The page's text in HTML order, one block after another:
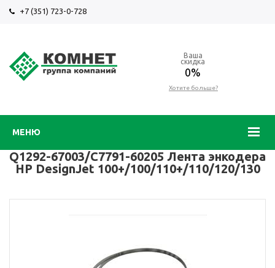
+7 (351) 723-0-728
МЕНЮ
Ваша
скидка
0%
Хотите больше?
Q1292-67003/C7791-60205 Лента энкодера
HP DesignJet 100+/100/110+/110/120/130